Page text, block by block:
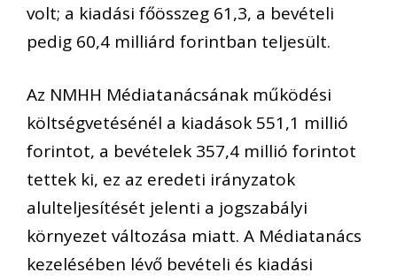
volt; a kiadási főösszeg 61,3, a bevételi
pedig 60,4 milliárd forintban teljesült.
Az NMHH Médiatanácsának működési
költségvetésénél a kiadások 551,1 millió
forintot, a bevételek 357,4 millió forintot
tettek ki, ez az eredeti irányzatok
alulteljesítését jelenti a jogszabályi
környezet változása miatt. A Médiatanács
kezelésében lévő bevételi és kiadási